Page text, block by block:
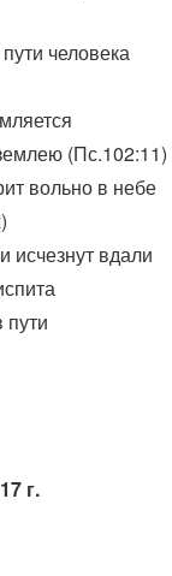
человека
(Пс.102:11)
вольно в небе
исчезнут вдали
пути
г.